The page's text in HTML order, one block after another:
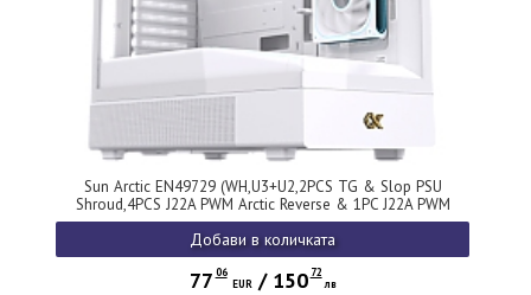
Sun Arctic EN49729 (WH,U3+U2,2PCS TG & Slop PSU
Shroud,4PCS J22A PWM Arctic Reverse & 1PC J22A PWM
Arctic,ARGB PCB)
Добави в количката
77 06
EUR/ 150 72
лв